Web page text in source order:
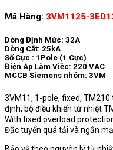
Mã Hàng: 3VM1125-
Dòng Định Mức: 32A
Dòng Cắt: 25kA
Số Cực : 1Pole (1 Cực)
Điện Áp Làm Việc: 220 VAC
MCCB Siemens nhóm: 3VM
3VM11, 1-pole, fixed,
định, bộ điều khiển từ nhiệt
With fixed overload
Đặc tuyến quá tải và ngắn